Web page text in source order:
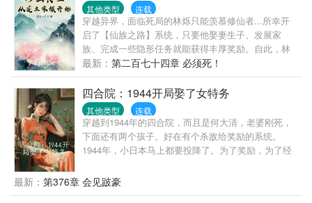
其他类型 连载
穿越异界，面临死局的林烁只能羡慕修仙者...所幸开
启了【仙族之路】系统，只要他娶妻生子、发展家
族、完成一些隐形任务就能获得丰厚奖励。自此，林
烁便开始了他的幸福生活。别人苦求仙缘法宝而不
得，他却只需埋头苦干。从开局被认为细作，到带领
家族做大做强......【叮……第一天，你踏足异界，救下
羁绊人物羡月，成功激活仙族之路系统。】【获得功
法：三阳功！是否领取？】【叮……第一周，你与羁
绊人物羡月喜结连理，为家族开枝散叶打下坚实基
础，仙族之路由此拉开序幕。】【奖励功法一部、丹
药一瓶、消息一条！是否领取？】【叮……第一月，
献，成功向仙族之路迈出一大步。】【奖励功法一
最新： 第二百七十四章 必须死！
四合院：1944开局娶了女特务
其他类型 连载
穿越到1944年的四合院，而且是何大清，老婆刚死，
下面还有两个孩子。好在有个杀敌给奖励的系统。
1944年，小日本马上都要投降了。为了奖励，为了经
标，让北平城内的小日本，挺不到投降的那一天。
最新： 第376章 会见跛豪